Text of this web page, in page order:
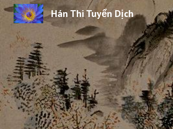
Hán Thi Tuyển Dịch